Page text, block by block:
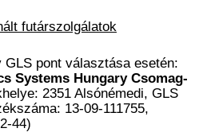
futárszolgálatok
pont választása esetén:
Systems Hungary Csomag-
2351 Alsónémedi, GLS
13-09-111755,
44)